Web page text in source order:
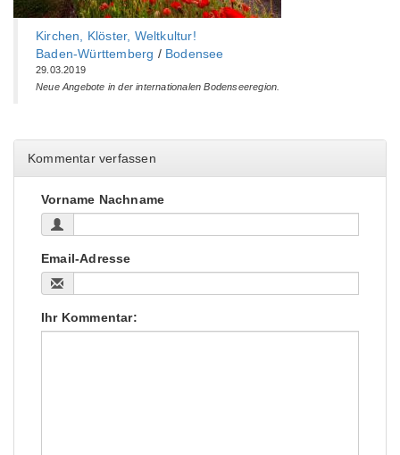
Kirchen, Klöster, Weltkultur!
Baden-Württemberg‎ / Bodensee
29.03.2019
Neue Angebote in der internationalen Bodenseeregion.
Kommentar verfassen
Vorname Nachname
Email-Adresse
Ihr Kommentar: